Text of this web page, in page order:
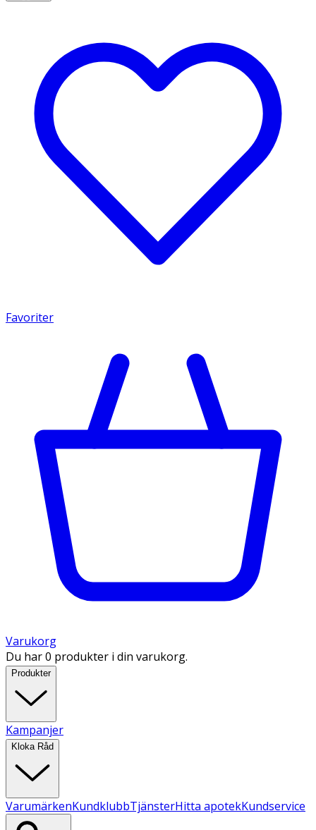
Favoriter
Varukorg
Du har 0 produkter i din varukorg.
Produkter
Kampanjer
Kloka Råd
VarumärkenKundklubbTjänsterHitta apotekKundservice